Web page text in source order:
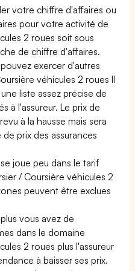
votre chiffre d'affaires ou
pour votre activité de
2 roues soit sous
de chiffre d'affaires.
exercer d'autres
véhicules 2 roues Il
liste assez précise de
à l'assureur. Le prix de
à la hausse mais sera
prix des assurances
joue peu dans le tarif
/ Coursière véhicules 2
peuvent être exclues
plus vous avez de
dans le domaine
2 roues plus l'assureur
à baisser ses prix.